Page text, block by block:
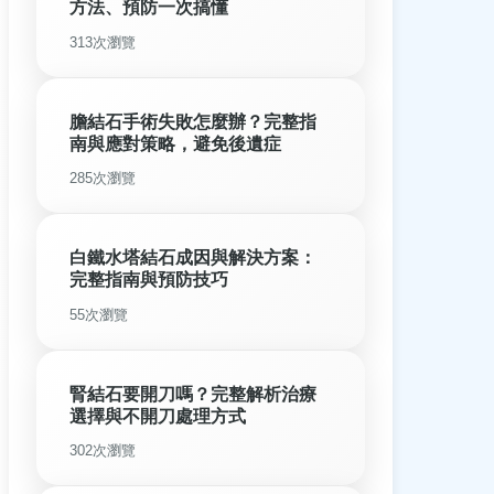
方法、預防一次搞懂
313次瀏覽
膽結石手術失敗怎麼辦？完整指
南與應對策略，避免後遺症
285次瀏覽
白鐵水塔結石成因與解決方案：
完整指南與預防技巧
55次瀏覽
腎結石要開刀嗎？完整解析治療
選擇與不開刀處理方式
302次瀏覽